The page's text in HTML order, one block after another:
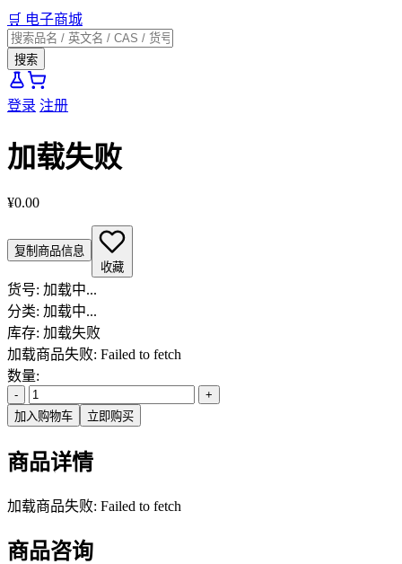
🛒 电子商城
搜索
登录 注册
加载失败
¥0.00
复制商品信息
收藏
货号: 加载中...
分类: 加载中...
库存: 加载失败
加载商品失败: Failed to fetch
数量:
-
+
加入购物车
立即购买
商品详情
加载商品失败: Failed to fetch
商品咨询